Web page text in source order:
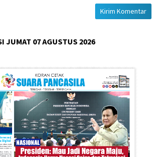
JUMAT 07 AGUSTUS 2026